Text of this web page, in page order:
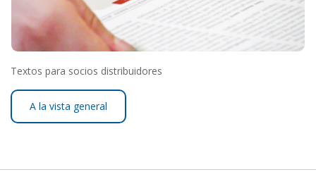
Textos para socios distribuidores
A la vista general